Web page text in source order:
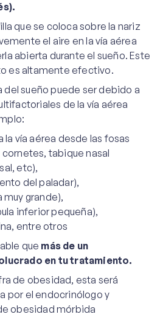
que se coloca sobre la nariz
el aire en la vía aérea
abierta durante el sueño. Este
es altamente efectivo.
del sueño puede ser debido a
de la vía aérea
vía aérea desde las fosas
tabique nasal
etc),
del paladar),
muy grande),
inferior pequeña),
entre otros
que más de un
en tu tratamiento.
de obesidad, esta será
por el endocrinólogo y
obesidad mórbida